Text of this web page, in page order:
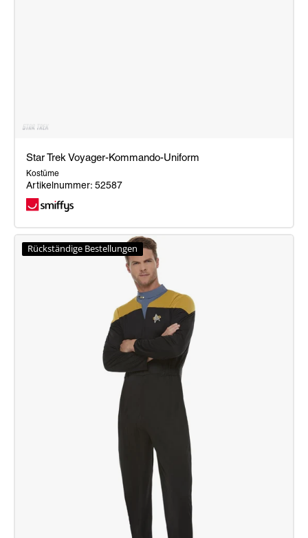
Star
Trek
Star Trek Voyager-Kommando-Uniform
Kostüme
Artikelnummer: 52587
Rückständige Bestellungen